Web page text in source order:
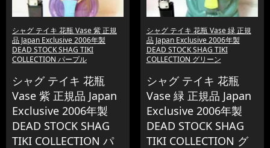
シャグ テイキ 花瓶 Vase 紫 正規
品 Japan Exclusive 2006年製
DEAD STOCK SHAG TIKI
COLLECTION パープル
シャグ テイキ 花瓶
Vase 紫 正規品 Japan
Exclusive 2006年製
DEAD STOCK SHAG
TIKI COLLECTION パ
シャグ テイキ 花瓶 Vase 緑 正規
品 Japan Exclusive 2006年製
DEAD STOCK SHAG TIKI
COLLECTION グリーン
シャグ テイキ 花瓶
Vase 緑 正規品 Japan
Exclusive 2006年製
DEAD STOCK SHAG
TIKI COLLECTION グ